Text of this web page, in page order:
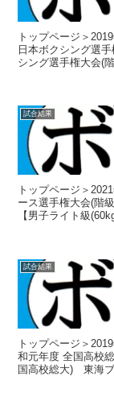
トップページ＞
日本ボクシング選
シング選手権大会(
試合結果
トップページ＞
ース選手権大会(階
【男子ライト級
試合結果
トップページ＞
和元年度 全国高校
国高校総大) 東海ブ